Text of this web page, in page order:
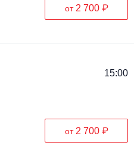
от 2 700 ₽
15:00
от 2 700 ₽